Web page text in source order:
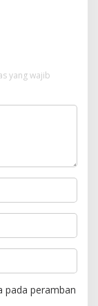
yang wajib
pada peramban